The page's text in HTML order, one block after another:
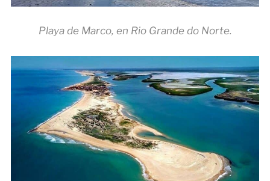
Playa de Marco, en Rio Grande do Norte.